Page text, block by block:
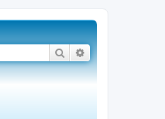
Ara Gelişmiş arama